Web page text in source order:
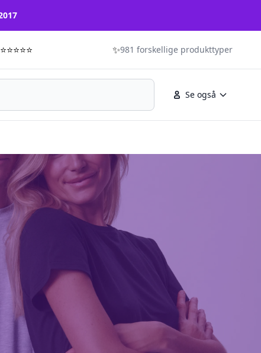
⭐⭐⭐⭐⭐ ✨981 forskellige produkttyper
Se også